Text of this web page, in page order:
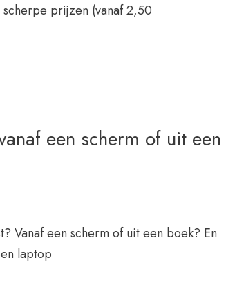
prijzen (vanaf 2,50
een scherm of uit een
Vanaf een scherm of uit een boek? En
laptop